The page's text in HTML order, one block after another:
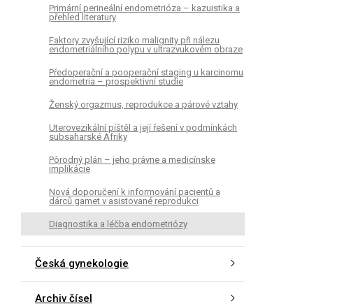
Primární perineální endometrióza – kazuistika a
přehled literatury
Faktory zvyšující riziko malignity při nálezu
endometriálního polypu v ultrazvukovém obraze
Předoperační a pooperační staging u karcinomu
endometria – prospektivní studie
Ženský orgazmus, reprodukce a párové vztahy
Uterovezikální píštěl a její řešení v podmínkách
subsaharské Afriky
Pôrodný plán – jeho právne a medicínske
implikácie
Nová doporučení k informování pacientů a
dárců gamet v asistované reprodukci
Diagnostika a léčba endometriózy
Česká gynekologie
Archiv čísel